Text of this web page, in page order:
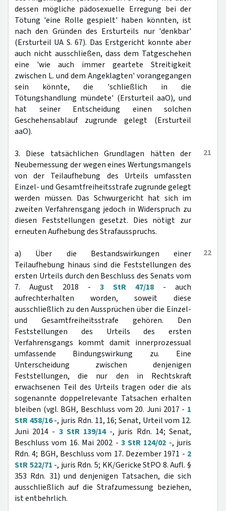
dessen mögliche pädosexuelle Erregung bei der
Tötung 'eine Rolle gespielt' haben könnten, ist
nach den Gründen des Ersturteils nur 'denkbar'
(Ersturteil UA S. 67). Das Erstgericht konnte aber
auch nicht ausschließen, dass dem Tatgeschehen
eine 'wie auch immer geartete Streitigkeit
zwischen L. und dem Angeklagten' vorangegangen
sein könnte, die 'schließlich in die
Tötungshandlung mündete' (Ersturteil aaO), und
hat seiner Entscheidung einen solchen
Geschehensablauf zugrunde gelegt (Ersturteil
aaO).
21
3. Diese tatsächlichen Grundlagen hätten der
Neubemessung der wegen eines Wertungsmangels
von der Teilaufhebung des Urteils umfassten
Einzel- und Gesamtfreiheitsstrafe zugrunde gelegt
werden müssen. Das Schwurgericht hat sich im
zweiten Verfahrensgang jedoch in Widerspruch zu
diesen Feststellungen gesetzt. Dies nötigt zur
erneuten Aufhebung des Strafausspruchs.
22
a) Über die Bestandswirkungen einer
Teilaufhebung hinaus sind die Feststellungen des
ersten Urteils durch den Beschluss des Senats vom
7. August 2018 - 3 StR 47/18 - auch
aufrechterhalten worden, soweit diese
ausschließlich zu den Aussprüchen über die Einzel-
und Gesamtfreiheitsstrafe gehören. Den
Feststellungen des Urteils des ersten
Verfahrensgangs kommt damit innerprozessual
umfassende Bindungswirkung zu. Eine
Unterscheidung zwischen denjenigen
Feststellungen, die nur den in Rechtskraft
erwachsenen Teil des Urteils tragen oder die als
sogenannte doppelrelevante Tatsachen erhalten
bleiben (vgl. BGH, Beschluss vom 20. Juni 2017 - 1
StR 458/16-, juris Rdn. 11, 16; Senat, Urteil vom 12.
Juni 2014 - 3 StR 139/14-, juris Rdn. 14; Senat,
Beschluss vom 16. Mai 2002 - 3 StR 124/02 -, juris
Rdn. 4; BGH, Beschluss vom 17. Dezember 1971 - 2
StR 522/71 -, juris Rdn. 5; KK/Gericke StPO 8. Aufl. §
353 Rdn. 31) und denjenigen Tatsachen, die sich
ausschließlich auf die Strafzumessung beziehen,
ist entbehrlich.